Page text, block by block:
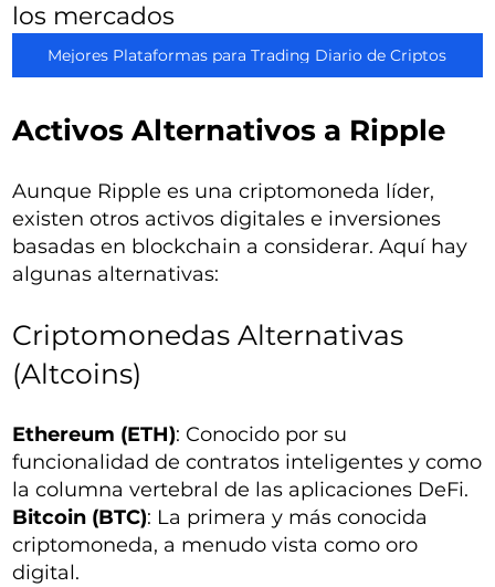
los mercados
Mejores Plataformas para Trading Diario de Criptos
Activos Alternativos a Ripple
Aunque Ripple es una criptomoneda líder,
existen otros activos digitales e inversiones
basadas en blockchain a considerar. Aquí hay
algunas alternativas:
Criptomonedas Alternativas
(Altcoins)
Ethereum (ETH): Conocido por su
funcionalidad de contratos inteligentes y como
la columna vertebral de las aplicaciones DeFi.
Bitcoin (BTC): La primera y más conocida
criptomoneda, a menudo vista como oro
digital.